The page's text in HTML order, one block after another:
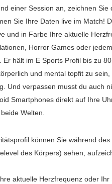
einer Session an, zeichnen
Sie Ihre Daten live im Match!
und in Farbe Ihre aktuelle
Horror Games oder
hält im E Sports Profil bis zu
und mental topfit zu
Und verpassen musst du auch
Smartphones direkt auf Ihre
Welten.
können Sie während
des Körpers) sehen,
aktuelle Herzfrequenz oder